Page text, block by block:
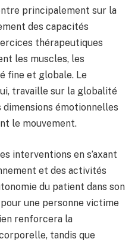
principalement sur la
des capacités
thérapeutiques
les muscles, les
fine et globale. Le
travaille sur la globalité
émotionnelles
le mouvement.
interventions en s’axant
et des activités
du patient dans son
une personne victime
renforcera la
tandis que